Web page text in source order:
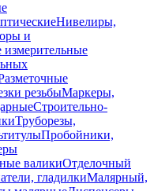
Нивелиры,
и
резьбыМаркеры,
Строительно-
Труборезы,
Пробойники,
валикиОтделочный
гладилкиМалярный,